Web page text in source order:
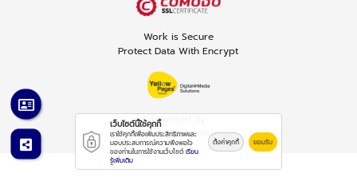
Work is Secure
Protect Data With Encrypt
Powered By
Thailand YellowPages
เว็บไซต์นี้ใช้คุกกี้
เราใช้คุกกี้เพื่อเพิ่มประสิทธิภาพและ
มอบประสบการณ์ความพึงพอใจ
ของท่านในการใช้งานเว็บไซต์ เรียน
รู้เพิ่มเติม
ตั้งค่าคุกกี้ ยอมรับ